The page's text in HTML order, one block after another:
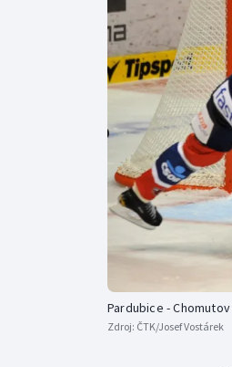
Pardubice - Chomutov
Zdroj: ČTK/Josef Vostárek